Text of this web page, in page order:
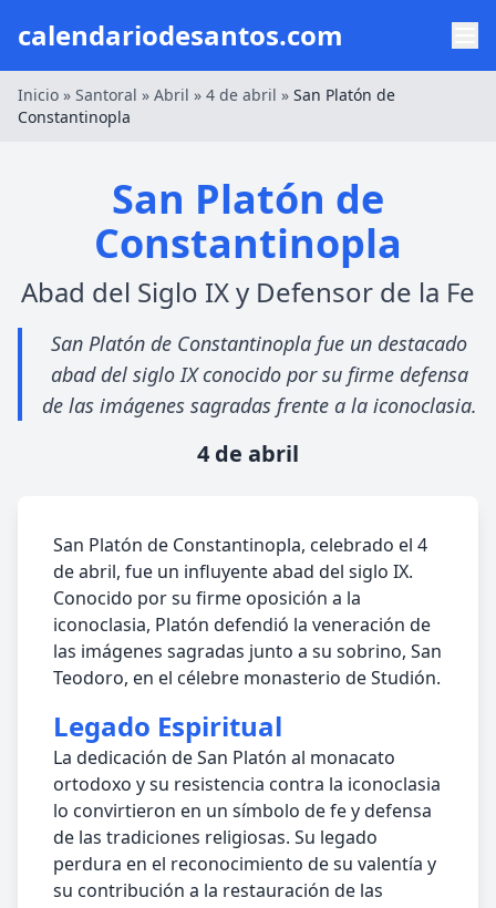
calendariodesantos.com
Inicio » Santoral » Abril » 4 de abril » San Platón de
Constantinopla
San Platón de
Constantinopla
Abad del Siglo IX y Defensor de la Fe
San Platón de Constantinopla fue un destacado
abad del siglo IX conocido por su firme defensa
de las imágenes sagradas frente a la iconoclasia.
4 de abril
San Platón de Constantinopla, celebrado el 4
de abril, fue un influyente abad del siglo IX.
Conocido por su firme oposición a la
iconoclasia, Platón defendió la veneración de
las imágenes sagradas junto a su sobrino, San
Teodoro, en el célebre monasterio de Studión.
Legado Espiritual
La dedicación de San Platón al monacato
ortodoxo y su resistencia contra la iconoclasia
lo convirtieron en un símbolo de fe y defensa
de las tradiciones religiosas. Su legado
perdura en el reconocimiento de su valentía y
su contribución a la restauración de las